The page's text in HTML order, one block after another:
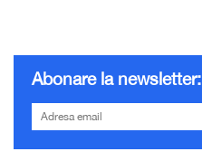
Abonare la newsletter: